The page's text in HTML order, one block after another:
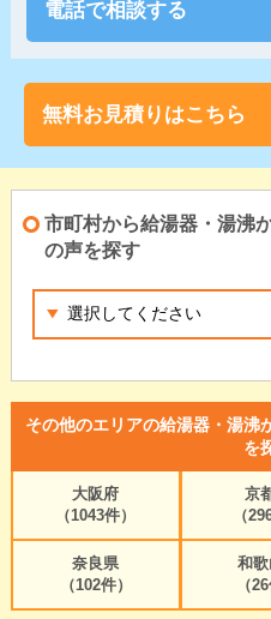
電話で相談する
無料お見積りはこちら
市町村から給湯器・湯沸
の声を探す
その他のエリアの給湯器・湯沸
を
大阪府
（1043件）
京
（
奈良県
（102件）
和
（